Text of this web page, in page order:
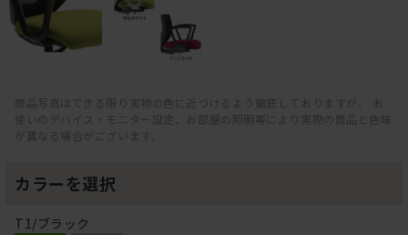
商品写真はできる限り実物の色に近づけるよう徹底しておりますが、 お
使いのデバイス・モニター設定、お部屋の照明等により実際の商品と色味
が異なる場合がございます。
カラーを選択
T1/ブラック